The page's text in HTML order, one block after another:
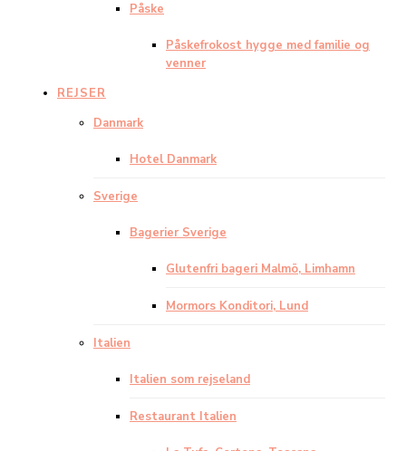
Påske
Påskefrokost hygge med familie og
venner
REJSER
Danmark
Hotel Danmark
Sverige
Bagerier Sverige
Glutenfri bageri Malmö, Limhamn
Mormors Konditori, Lund
Italien
Italien som rejseland
Restaurant Italien